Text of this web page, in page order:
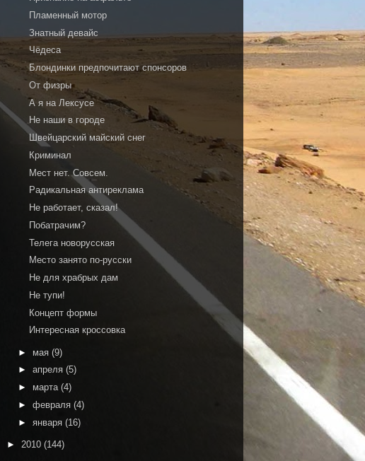
Пламенный мотор
Знатный девайс
Чёдеса
Блондинки предпочитают спонсоров
От физры
А я на Лексусе
Не наши в городе
Швейцарский майский снег
Криминал
Мест нет. Совсем.
Радикальная антиреклама
Не работает, сказал!
Побатрачим?
Телега новорусская
Место занято по-русски
Не для храбрых дам
Не тупи!
Концепт формы
Интересная кроссовка
► мая (9)
► апреля (5)
► марта (4)
► февраля (4)
► января (16)
► 2010 (144)